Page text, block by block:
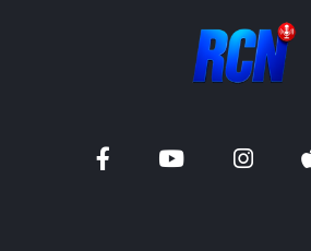
Département des Alpes Maritimes